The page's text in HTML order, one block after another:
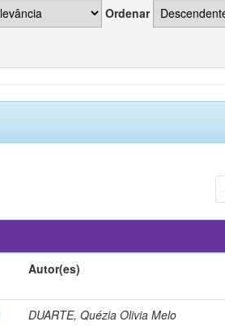
Ordenar
Autor(es)
DUARTE, Quézia Olivia Melo